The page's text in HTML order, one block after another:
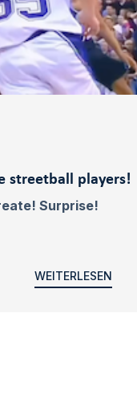
streetball players!
Surprise!
WEITERLESEN